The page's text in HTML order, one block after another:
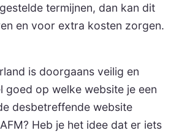
termijnen, dan kan dit
en voor extra kosten zorgen.
is doorgaans veilig en
op welke website je een
desbetreffende website
Heb je het idee dat er iets